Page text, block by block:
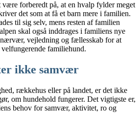
forberedt på, at en hvalp fylder meget
det som at få et barn mere i familien.
til sig selv, mens resten af familien
skal også inddrages i familiens nye
vejledning og fællesskab for at
familiehund.
ikke samvær
rækkehus eller på landet, er det ikke
om hundehold fungerer. Det vigtigste er,
behov for samvær, aktivitet, ro og